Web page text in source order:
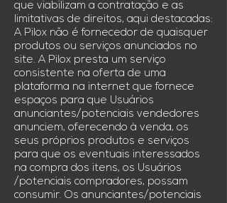
que viabilizam a contratação e as
limitativas de direitos, aqui destacadas:
A Pilox não é fornecedor de quaisquer
produtos ou serviços anunciados no
site. A Pilox presta um serviço
consistente na oferta de uma
plataforma na internet que fornece
espaços para que Usuários
anunciantes/potenciais vendedores
anunciem, oferecendo à venda, os
seus próprios produtos e serviços
para que os eventuais interessados
na compra dos itens, os Usuários
/potenciais compradores, possam
consumir. Os anunciantes/potenciais